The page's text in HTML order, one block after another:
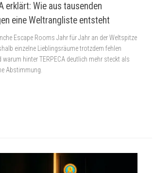
erklärt: Wie aus tausenden
eine Weltrangliste entsteht
Escape Rooms Jahr für Jahr an der Weltspitze
einzelne Lieblingsräume trotzdem fehlen
warum hinter TERPECA deutlich mehr steckt als
Abstimmung.